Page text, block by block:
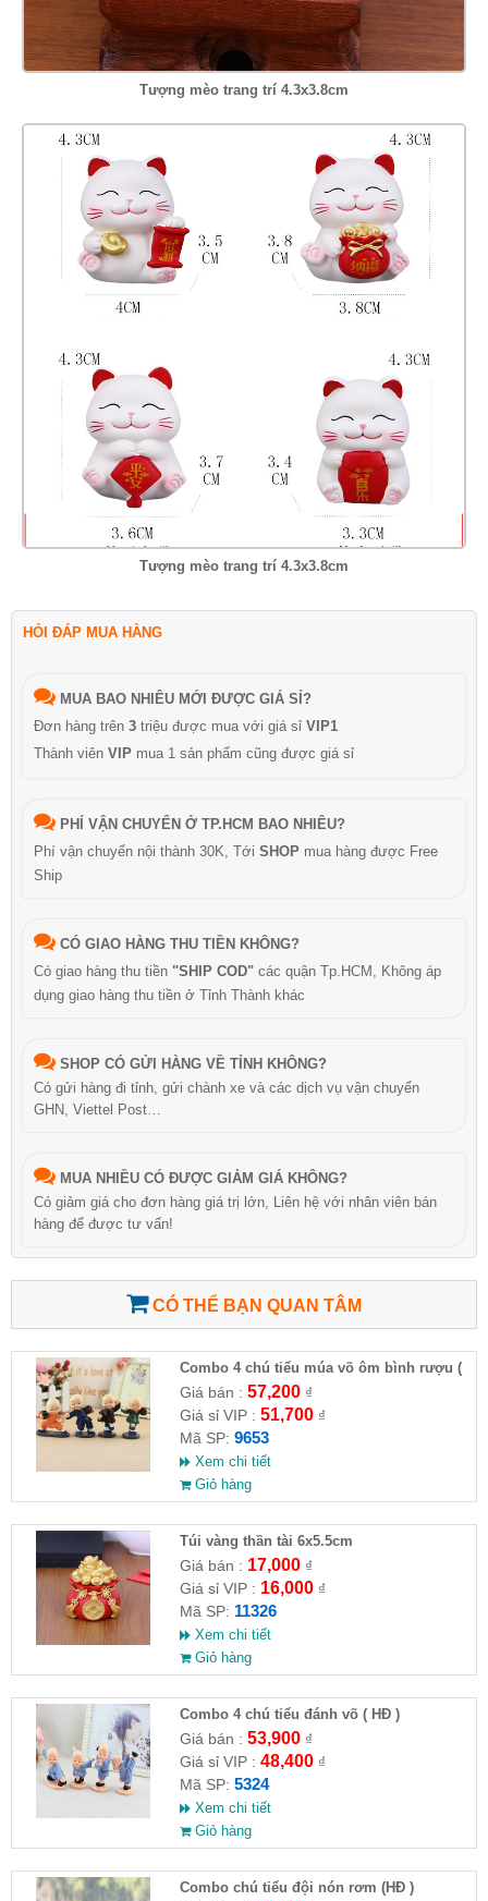
Tượng mèo trang trí 4.3x3.8cm
Tượng mèo trang trí 4.3x3.8cm
HỎI ĐÁP MUA HÀNG
MUA BAO NHIÊU MỚI ĐƯỢC GIÁ SỈ?
Đơn hàng trên 3 triệu được mua với giá sỉ VIP1
Thành viên VIP mua 1 sản phẩm cũng được giá sỉ
PHÍ VẬN CHUYỂN Ở TP.HCM BAO NHIÊU?
Phí vận chuyển nội thành 30K, Tới SHOP mua hàng được Free
Ship
CÓ GIAO HÀNG THU TIỀN KHÔNG?
Có giao hàng thu tiền "SHIP COD" các quận Tp.HCM, Không áp
dụng giao hàng thu tiền ở Tỉnh Thành khác
SHOP CÓ GỬI HÀNG VỀ TỈNH KHÔNG?
Có gửi hàng đi tỉnh, gửi chành xe và các dịch vụ vận chuyển
GHN, Viettel Post…
MUA NHIỀU CÓ ĐƯỢC GIẢM GIÁ KHÔNG?
Có giảm giá cho đơn hàng giá trị lớn, Liên hệ với nhân viên bán
hàng để được tư vấn!
CÓ THỂ BẠN QUAN TÂM
Combo 4 chú tiểu múa võ ôm bình rượu (
HĐ )
Giá bán : 57,200₫
Giá sỉ VIP : 51,700₫
Mã SP: 9653
Xem chi tiết
Giỏ hàng
Túi vàng thần tài 6x5.5cm
Giá bán : 17,000₫
Giá sỉ VIP : 16,000₫
Mã SP: 11326
Xem chi tiết
Giỏ hàng
Combo 4 chú tiểu đánh võ ( HĐ )
Giá bán : 53,900₫
Giá sỉ VIP : 48,400₫
Mã SP: 5324
Xem chi tiết
Giỏ hàng
Combo chú tiểu đội nón rơm (HĐ )